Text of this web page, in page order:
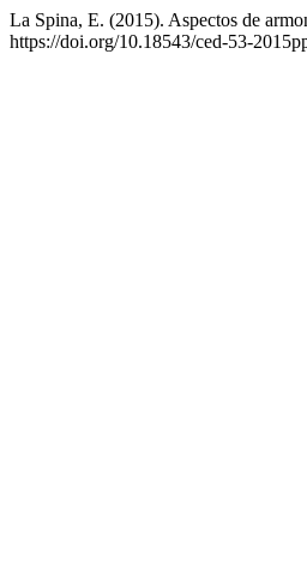
La Spina, E. (2015). Aspectos de
https://doi.org/10.18543/ced-53-